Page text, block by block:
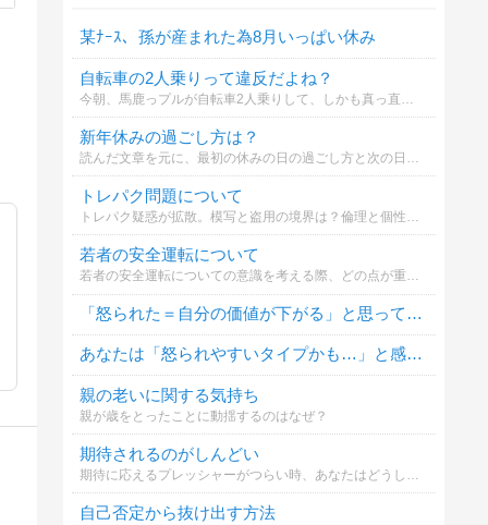
某ﾅｰｽ、孫が産まれた為8月いっぱい休み
自転車の2人乗りって違反だよね？
新年休みの過ごし方は？
トレパク問題について
トレパク疑惑が拡散。模写と盗用の境界は？倫理と個性の関係
若者の安全運転について
若者の安全運転についての意識を考える際、どの点が重要だと思いますか？
「怒られた＝自分の価値が下がる」と思ってしまう？
あなたは「怒られやすいタイプかも…」と感じたことはありますか？
親の老いに関する気持ち
親が歳をとったことに動揺するのはなぜ？
期待されるのがしんどい
期待に応えるプレッシャーがつらい時、あなたはどうしますか？
自己否定から抜け出す方法